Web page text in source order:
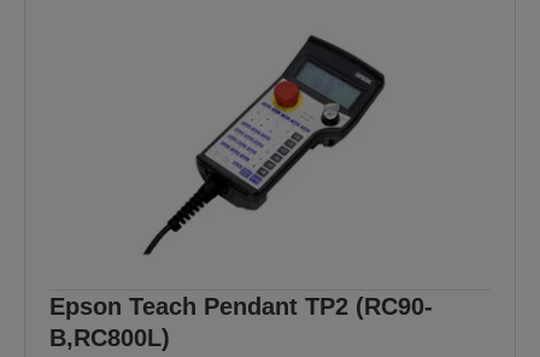
Epson Teach Pendant TP2 (RC90-
B,RC800L)